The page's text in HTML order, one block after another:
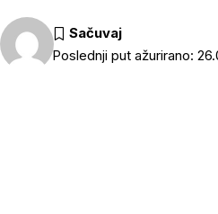
Poslednji put ažurirano: